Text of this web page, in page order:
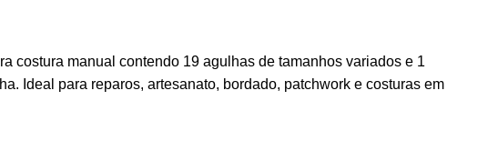
costura manual contendo 19 agulhas de tamanhos variados e 1
Ideal para reparos, artesanato, bordado, patchwork e costuras em